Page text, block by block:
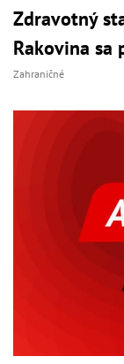
Zdravotný
Rakovina sa
Zahraničné